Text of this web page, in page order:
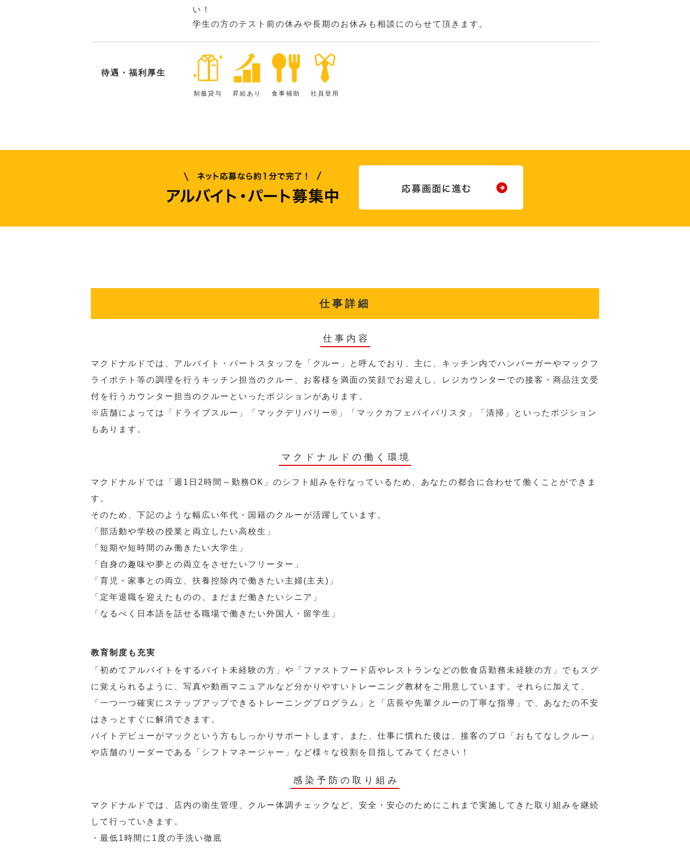
い！
学生の方のテスト前の休みや長期のお休みも相談にのらせて頂きます。
待遇・福利厚生
制服貸与 昇給あり 食事補助 社員登用
仕事詳細
仕事内容
マクドナルドでは、アルバイト・パートスタッフを「クルー」と呼んでおり、主に、キッチン内でハンバーガーやマックフ
ライポテト等の調理を行うキッチン担当のクルー、お客様を満面の笑顔でお迎えし、レジカウンターでの接客・商品注文受
付を行うカウンター担当のクルーといったポジションがあります。
※店舗によっては「ドライブスルー」「マックデリバリー®︎」「マックカフェバイバリスタ」「清掃」といったポジション
もあります。
マクドナルドの働く環境
マクドナルドでは「週1日2時間～勤務OK」のシフト組みを行なっているため、あなたの都合に合わせて働くことができま
す。
そのため、下記のような幅広い年代・国籍のクルーが活躍しています。
「部活動や学校の授業と両立したい高校生」
「短期や短時間のみ働きたい大学生」
「自身の趣味や夢との両立をさせたいフリーター」
「育児・家事との両立、扶養控除内で働きたい主婦(主夫)」
「定年退職を迎えたものの、まだまだ働きたいシニア」
「なるべく日本語を話せる職場で働きたい外国人・留学生」
教育制度も充実
「初めてアルバイトをするバイト未経験の方」や「ファストフード店やレストランなどの飲食店勤務未経験の方」でもスグ
に覚えられるように、写真や動画マニュアルなど分かりやすいトレーニング教材をご用意しています。それらに加えて、
「一つ一つ確実にステップアップできるトレーニングプログラム」と「店長や先輩クルーの丁寧な指導」で、あなたの不安
はきっとすぐに解消できます。
バイトデビューがマックという方もしっかりサポートします。また、仕事に慣れた後は、接客のプロ「おもてなしクルー」
や店舗のリーダーである「シフトマネージャー」など様々な役割を目指してみてください！
感染予防の取り組み
マクドナルドでは、店内の衛生管理、クルー体調チェックなど、安全・安心のためにこれまで実施してきた取り組みを継続
して行っていきます。
・最低1時間に1度の手洗い徹底